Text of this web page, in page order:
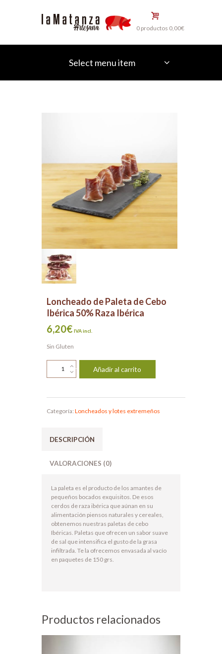
0 productos 0,00€
Select menu item
Loncheado de Paleta de Cebo
Ibérica 50% Raza Ibérica
6,20€ IVA incl.
Sin Gluten
Loncheado
Cebo
Ibérica
cantidad
Añadir al carrito
Categoría: Loncheados y lotes extremeños
DESCRIPCIÓN
VALORACIONES (0)
La paleta es el producto de los amantes de
pequeños bocados exquisitos. De esos
cerdos de raza ibérica que aúnan en su
alimentación piensos naturales y cereales,
obtenemos nuestras paletas de cebo
Ibéricas. Paletas que ofrecen un sabor suave
de sal que intensifica el gusto de la grasa
infiltrada. Te la ofrecemos envasada al vacío
en paquetes de 150 grs.
Productos relacionados